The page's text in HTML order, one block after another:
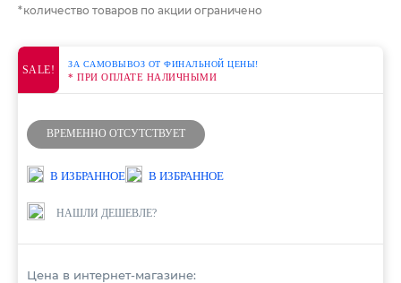
*количество товаров по акции ограничено
SALE! ЗА САМОВЫВОЗ ОТ ФИНАЛЬНОЙ ЦЕНЫ!
* ПРИ ОПЛАТЕ НАЛИЧНЫМИ
ВРЕМЕННО ОТСУТСТВУЕТ
В ИЗБРАННОЕ В ИЗБРАННОЕ
НАШЛИ ДЕШЕВЛЕ?
Цена в интернет-магазине: